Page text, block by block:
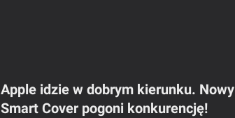
Apple idzie w dobrym kierunku. Nowy
Smart Cover pogoni konkurencję!